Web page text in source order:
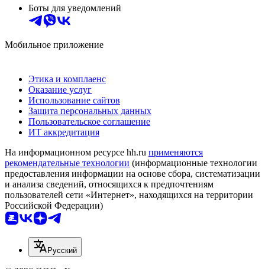
Боты для уведомлений
Мобильное приложение
Этика и комплаенс
Оказание услуг
Использование сайтов
Защита персональных данных
Пользовательское соглашение
ИТ аккредитация
На информационном ресурсе hh.ru применяются
рекомендательные технологии (информационные технологии
предоставления информации на основе сбора, систематизации
и анализа сведений, относящихся к предпочтениям
пользователей сети «Интернет», находящихся на территории
Российской Федерации)
Русский